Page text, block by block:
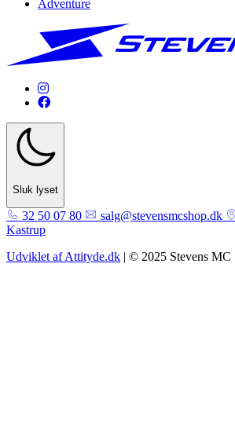
Adventure
Sluk lyset
32 50 07 80 salg@stevensmcshop.dk
Kastrup
Udviklet af Attityde.dk | © 2025 Stevens MC